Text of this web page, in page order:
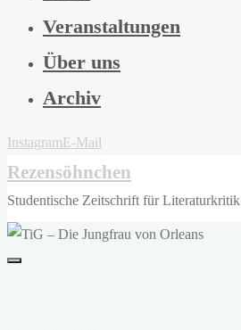
Veranstaltungen
Über uns
Archiv
InstagramE-Mail
Rezensöhnchen
Studentische Zeitschrift für Literaturkritik